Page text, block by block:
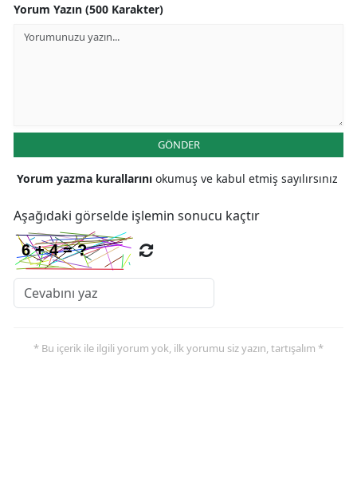
Yorum Yazın (500 Karakter)
GÖNDER
Yorum yazma kurallarını okumuş ve kabul etmiş sayılırsınız
Aşağıdaki görselde işlemin sonucu kaçtır
* Bu içerik ile ilgili yorum yok, ilk yorumu siz yazın, tartışalım *